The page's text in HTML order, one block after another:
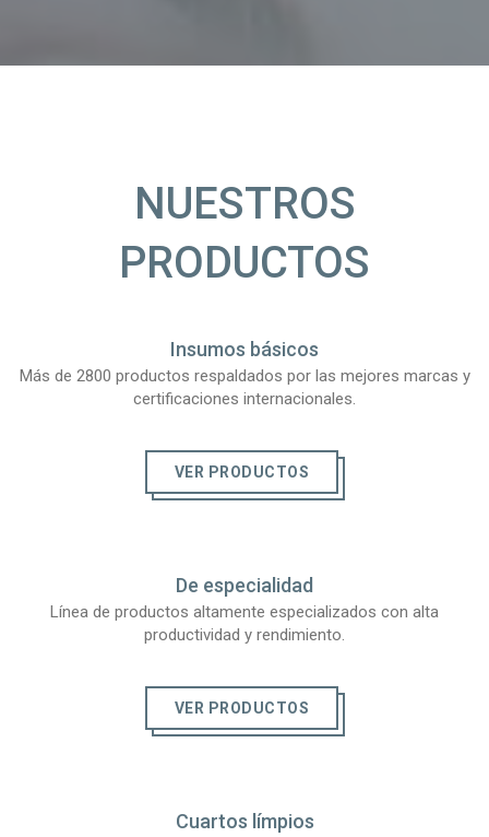
NUESTROS
PRODUCTOS
Insumos básicos
Más de 2800 productos respaldados por las mejores marcas y
certificaciones internacionales.
VER PRODUCTOS
De especialidad
Línea de productos altamente especializados con alta
productividad y rendimiento.
VER PRODUCTOS
Cuartos límpios